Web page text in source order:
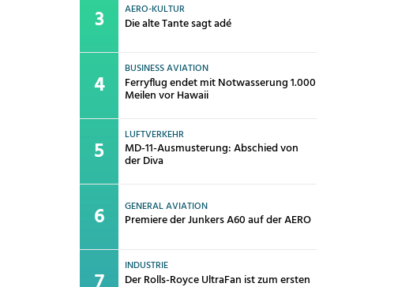
AERO-KULTUR
Die alte Tante sagt adé
BUSINESS AVIATION
Ferryflug endet mit Notwasserung 1.000
Meilen vor Hawaii
LUFTVERKEHR
MD-11-Ausmusterung: Abschied von
der Diva
GENERAL AVIATION
Premiere der Junkers A60 auf der AERO
INDUSTRIE
Der Rolls-Royce UltraFan ist zum ersten